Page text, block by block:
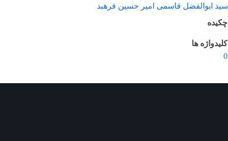
سید ابوالفضل قاسمی امیر حسین فرهبد
چکیده
کلیدواژه ها
0